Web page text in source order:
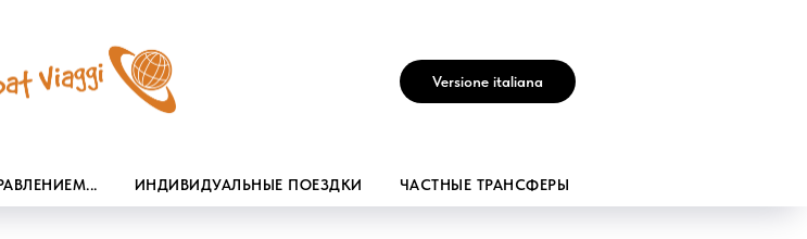
Versione italiana
ИНДИВИДУАЛЬНЫЕ ПОЕЗДКИ ЧАСТНЫЕ ТРАНСФЕРЫ